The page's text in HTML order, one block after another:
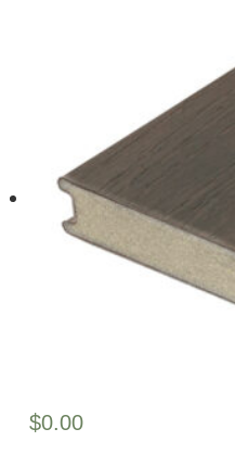
$0.00